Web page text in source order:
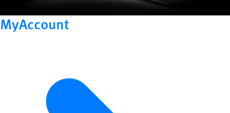
MyAccount